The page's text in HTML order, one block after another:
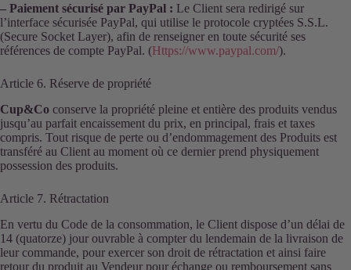
– Paiement sécurisé par PayPal : Le Client sera redirigé sur
l’interface sécurisée PayPal, qui utilise le protocole cryptées S.S.L.
(Secure Socket Layer), afin de renseigner en toute sécurité ses
références de compte PayPal. (Https://www.paypal.com/).
Article 6. Réserve de propriété
Cup&Co conserve la propriété pleine et entière des produits vendus
jusqu’au parfait encaissement du prix, en principal, frais et taxes
compris. Tout risque de perte ou d’endommagement des Produits est
transféré au Client au moment où ce dernier prend physiquement
possession des produits.
Article 7. Rétractation
En vertu du Code de la consommation, le Client dispose d’un délai de
14 (quatorze) jour ouvrable à compter du lendemain de la livraison de
leur commande, pour exercer son droit de rétractation et ainsi faire
retour du produit au Vendeur pour échange ou remboursement sans